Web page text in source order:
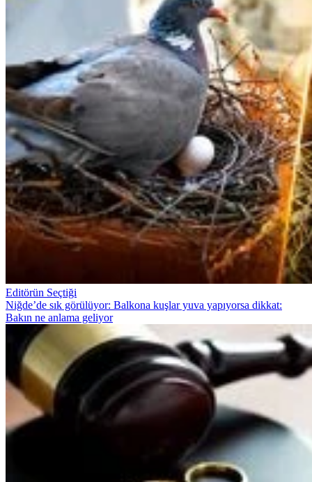
Editörün Seçtiği
Niğde’de sık görülüyor: Balkona kuşlar yuva yapıyorsa dikkat:
Bakın ne anlama geliyor